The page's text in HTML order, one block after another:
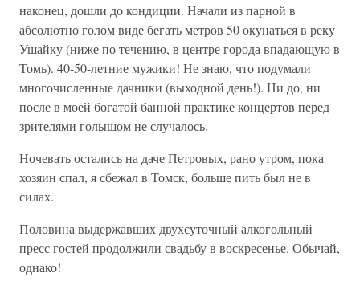
наконец, дошли до кондиции. Начали из парной в
абсолютно голом виде бегать метров 50 окунаться в реку
Ушайку (ниже по течению, в центре города впадающую в
Томь). 40-50-летние мужики! Не знаю, что подумали
многочисленные дачники (выходной день!). Ни до, ни
после в моей богатой банной практике концертов перед
зрителями голышом не случалось.
Ночевать остались на даче Петровых, рано утром, пока
хозяин спал, я сбежал в Томск, больше пить был не в
силах.
Половина выдержавших двухсуточный алкогольный
пресс гостей продолжили свадьбу в воскресенье. Обычай,
однако!